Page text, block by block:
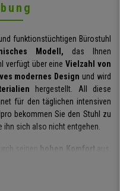
funktionstüchtigen Bürostuhl
Modell, das Ihnen
verfügt über eineVielzahl von
modernes Design und wird
hergestellt. All diese
für den täglichen intensiven
bekommen Sie den Stuhl zu
ihn sich also nicht entgehen.
seinen hohen Komfort
auf seine